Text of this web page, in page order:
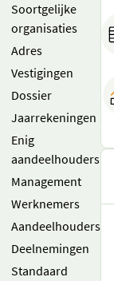
Soortgelijke
organisaties
Adres
Vestigingen
Dossier
Jaarrekeningen
Enig
aandeelhouders
Management
Werknemers
Aandeelhouders
Deelnemingen
Standaard